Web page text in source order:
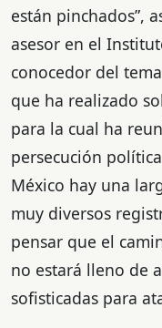
están pinchados”,
asesor en el
conocedor del
que ha realizado
para la cual ha
persecución
México hay una
muy diversos
pensar que el
no estará lleno de
sofisticadas para